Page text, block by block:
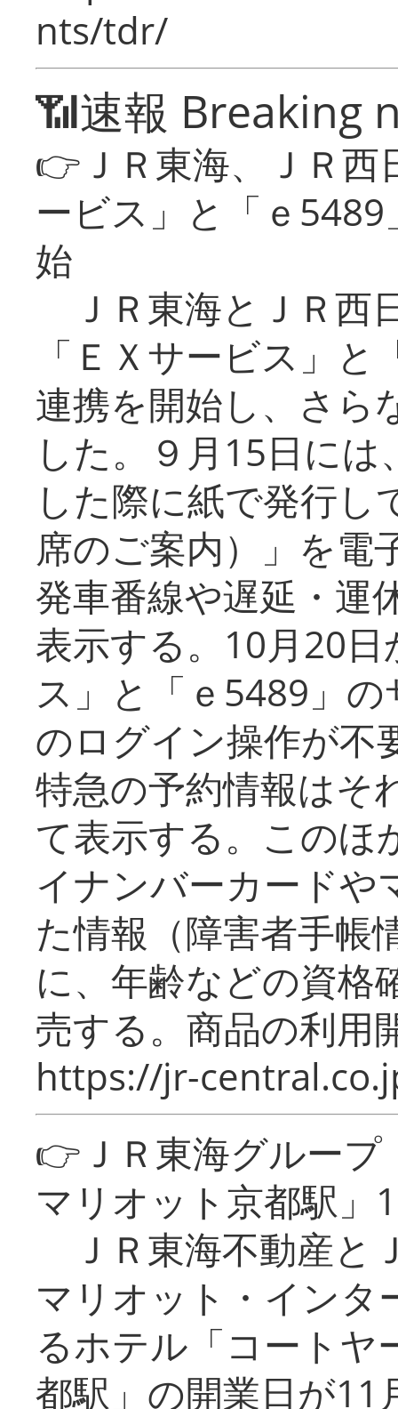
nts/tdr/
📶速報 Breaking
👉ＪＲ東海、ＪＲ
ービス」と「ｅ
始
ＪＲ東海とＪＲ西
「ＥＸサービス」
連携を開始し、さら
した。９月15日に
した際に紙で発行し
席のご案内）」を電
発車番線や遅延・運
表示する。10月20
ス」と「ｅ5489」
のログイン操作が不
特急の予約情報はそ
て表示する。このほ
イナンバーカードや
た情報（障害者手帳
に、年齢などの資格
売する。商品の利用
https://jr-
👉ＪＲ東海グルー
マリオット京都駅」
ＪＲ東海不動産と
マリオット・インタ
るホテル「コートヤ
都駅」の開業日が11